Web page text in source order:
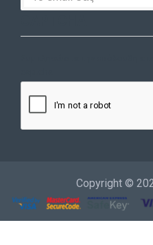
Copyright ©
Σύνδεση Εγγραφή